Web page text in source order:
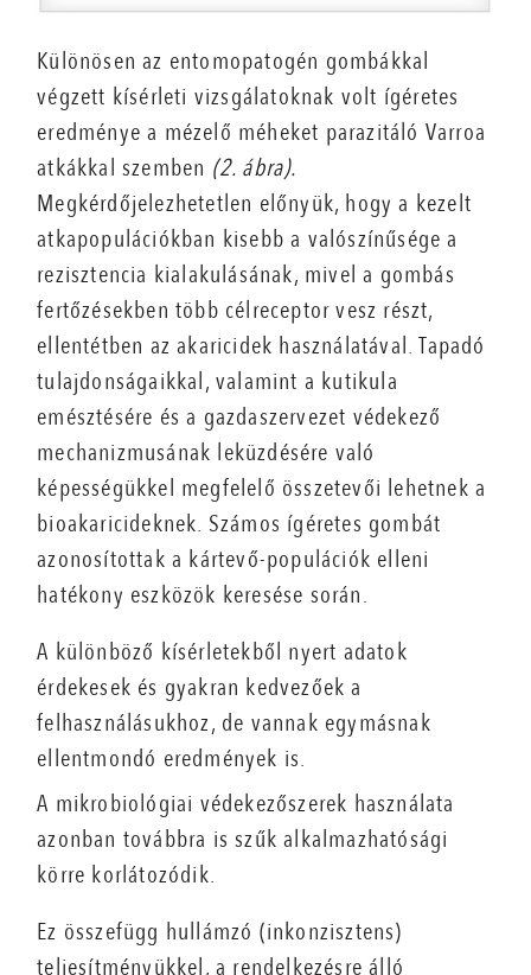
Különösen az entomopatogén gombákkal
végzett kísérleti vizsgálatoknak volt ígéretes
eredménye a mézelő méheket parazitáló Varroa
atkákkal szemben (2. ábra).
Megkérdőjelezhetetlen előnyük, hogy a kezelt
atkapopulációkban kisebb a valószínűsége a
rezisztencia kialakulásának, mivel a gombás
fertőzésekben több célreceptor vesz részt,
ellentétben az akaricidek használatával. Tapadó
tulajdonságaikkal, valamint a kutikula
emésztésére és a gazdaszervezet védekező
mechanizmusának leküzdésére való
képességükkel megfelelő összetevői lehetnek a
bioakaricideknek. Számos ígéretes gombát
azonosítottak a kártevő-populációk elleni
hatékony eszközök keresése során.
A különböző kísérletekből nyert adatok
érdekesek és gyakran kedvezőek a
felhasználásukhoz, de vannak egymásnak
ellentmondó eredmények is.
A mikrobiológiai védekezőszerek használata
azonban továbbra is szűk alkalmazhatósági
körre korlátozódik.
Ez összefügg hullámzó (inkonzisztens)
teljesítményükkel, a rendelkezésre álló